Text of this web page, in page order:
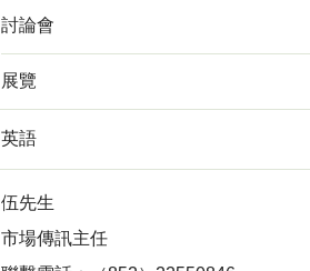
討論會
展覽
英語
伍先生
市場傳訊主任